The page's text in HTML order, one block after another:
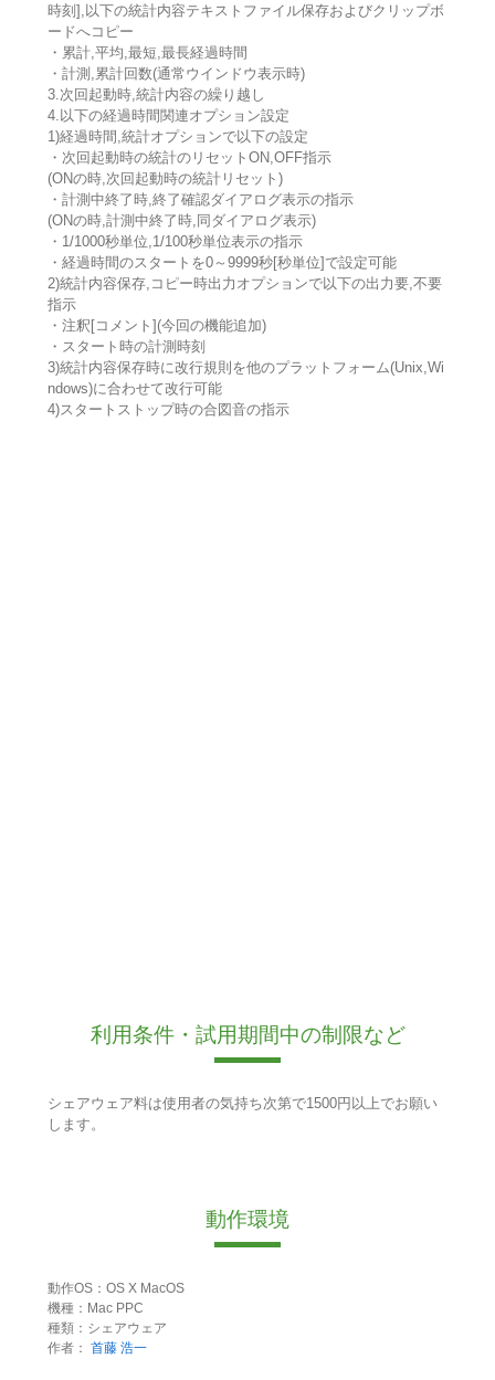
時刻],以下の統計内容テキストファイル保存およびクリップボ
ードへコピー
・累計,平均,最短,最長経過時間
・計測,累計回数(通常ウインドウ表示時)
3.次回起動時,統計内容の繰り越し
4.以下の経過時間関連オプション設定
1)経過時間,統計オプションで以下の設定
・次回起動時の統計のリセットON,OFF指示
(ONの時,次回起動時の統計リセット)
・計測中終了時,終了確認ダイアログ表示の指示
(ONの時,計測中終了時,同ダイアログ表示)
・1/1000秒単位,1/100秒単位表示の指示
・経過時間のスタートを0～9999秒[秒単位]で設定可能
2)統計内容保存,コピー時出力オプションで以下の出力要,不要
指示
・注釈[コメント](今回の機能追加)
・スタート時の計測時刻
3)統計内容保存時に改行規則を他のプラットフォーム(Unix,Wi
ndows)に合わせて改行可能
4)スタートストップ時の合図音の指示
利用条件・試用期間中の制限など
シェアウェア料は使用者の気持ち次第で1500円以上でお願い
します。
動作環境
動作OS：OS X MacOS
機種：Mac PPC
種類：シェアウェア
作者： 首藤 浩一